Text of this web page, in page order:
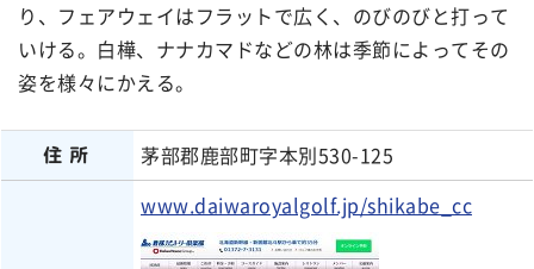
り、フェアウェイはフラットで広く、のびのびと打って
いける。白樺、ナナカマドなどの林は季節によってその
姿を様々にかえる。
住所 茅部郡鹿部町字本別530-125
www.daiwaroyalgolf.jp/shikabe_cc